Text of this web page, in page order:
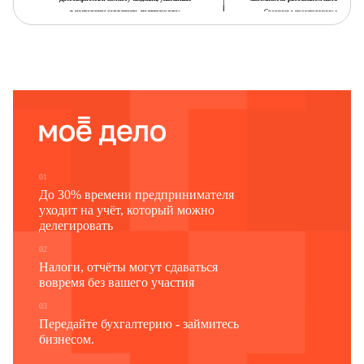
в настоящем заявлении, подтверждаю:
Сведения о представлении заявления
1 – плательщик
Подпись Дата .
01
До 30% времени предпринимателя
уходит на учёт, который можно
делегировать
02
Налоги, отчёты могут сдаваться
вовремя без вашего участия
03
Передайте бухгалтерию - займитесь
бизнесом.